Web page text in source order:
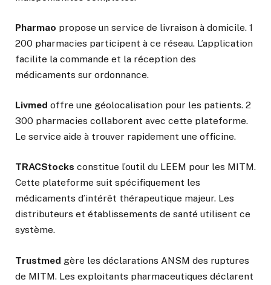
Pharmao propose un service de livraison à domicile. 1
200 pharmacies participent à ce réseau. L’application
facilite la commande et la réception des
médicaments sur ordonnance.
Livmed offre une géolocalisation pour les patients. 2
300 pharmacies collaborent avec cette plateforme.
Le service aide à trouver rapidement une officine.
TRACStocks constitue l’outil du LEEM pour les MITM.
Cette plateforme suit spécifiquement les
médicaments d’intérêt thérapeutique majeur. Les
distributeurs et établissements de santé utilisent ce
système.
Trustmed gère les déclarations ANSM des ruptures
de MITM. Les exploitants pharmaceutiques déclarent